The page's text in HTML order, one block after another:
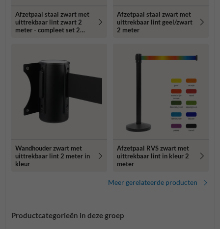
Afzetpaal staal zwart met
uittrekbaar lint zwart 2
meter - compleet set 2
Afzetpaal staal zwart met
uittrekbaar lint geel/zwart
2 meter
Wandhouder zwart met
uittrekbaar lint 2 meter in
kleur
Afzetpaal RVS zwart met
uittrekbaar lint in kleur 2
meter
Meer gerelateerde producten
Productcategorieën in deze groep